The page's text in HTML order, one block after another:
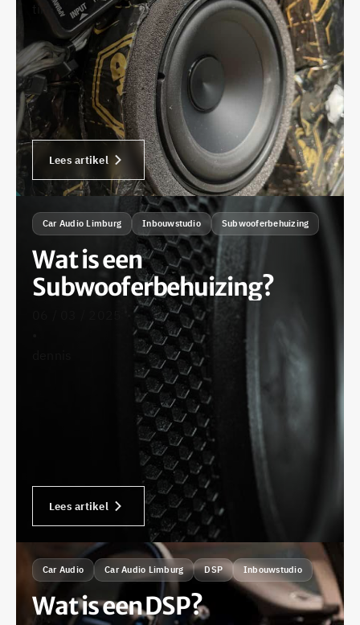
tim
Lees artikel
Car Audio Limburg Inbouwstudio Subwooferbehuizing
Wat is een
Subwooferbehuizing?
Lees artikel
Car Audio Car Audio Limburg DSP Inbouwstudio
Wat is een DSP?